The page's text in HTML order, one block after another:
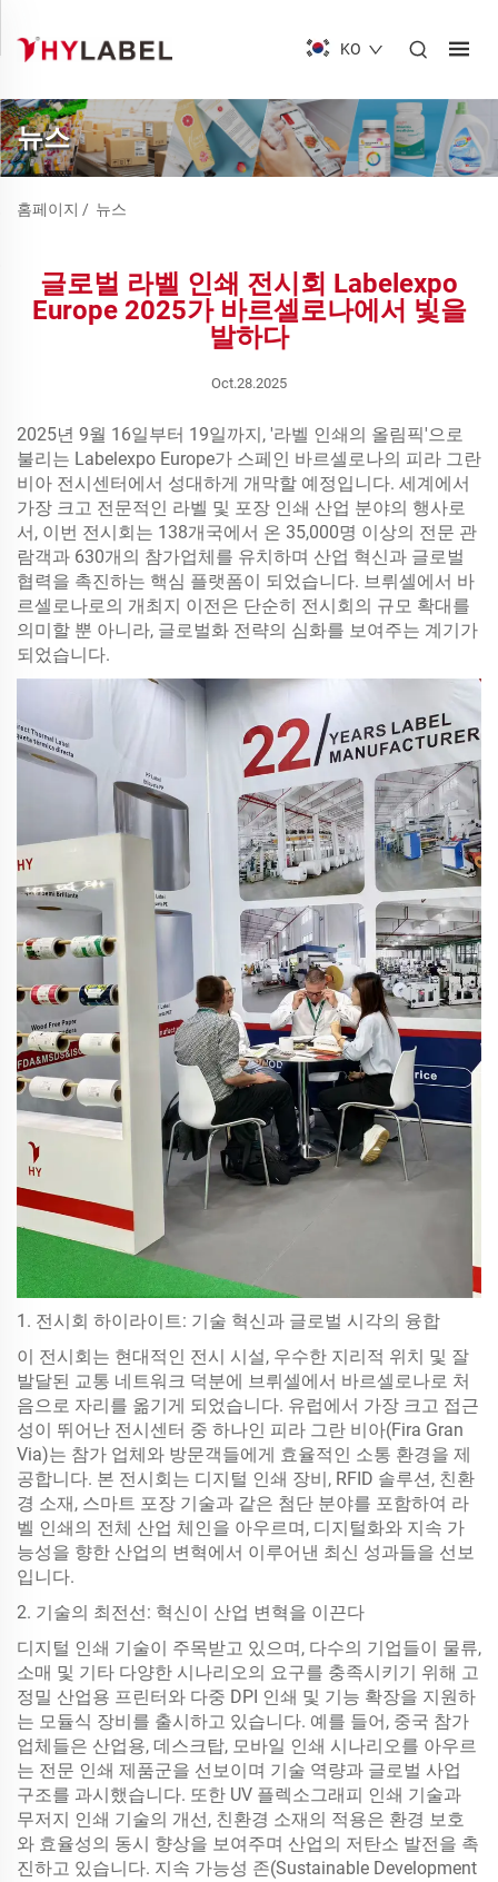
KO
뉴스
홈페이지 / 뉴스
글로벌 라벨 인쇄 전시회 Labelexpo
Europe 2025가 바르셀로나에서 빛을
발하다
Oct.28.2025
2025년 9월 16일부터 19일까지, '라벨 인쇄의 올림픽'으로
불리는 Labelexpo Europe가 스페인 바르셀로나의 피라 그란
비아 전시센터에서 성대하게 개막할 예정입니다. 세계에서
가장 크고 전문적인 라벨 및 포장 인쇄 산업 분야의 행사로
서, 이번 전시회는 138개국에서 온 35,000명 이상의 전문 관
람객과 630개의 참가업체를 유치하며 산업 혁신과 글로벌
협력을 촉진하는 핵심 플랫폼이 되었습니다. 브뤼셀에서 바
르셀로나로의 개최지 이전은 단순히 전시회의 규모 확대를
의미할 뿐 아니라, 글로벌화 전략의 심화를 보여주는 계기가
되었습니다.
1. 전시회 하이라이트: 기술 혁신과 글로벌 시각의 융합
이 전시회는 현대적인 전시 시설, 우수한 지리적 위치 및 잘
발달된 교통 네트워크 덕분에 브뤼셀에서 바르셀로나로 처
음으로 자리를 옮기게 되었습니다. 유럽에서 가장 크고 접근
성이 뛰어난 전시센터 중 하나인 피라 그란 비아(Fira Gran
Via)는 참가 업체와 방문객들에게 효율적인 소통 환경을 제
공합니다. 본 전시회는 디지털 인쇄 장비, RFID 솔루션, 친환
경 소재, 스마트 포장 기술과 같은 첨단 분야를 포함하여 라
벨 인쇄의 전체 산업 체인을 아우르며, 디지털화와 지속 가
능성을 향한 산업의 변혁에서 이루어낸 최신 성과들을 선보
입니다.
2. 기술의 최전선: 혁신이 산업 변혁을 이끈다
디지털 인쇄 기술이 주목받고 있으며, 다수의 기업들이 물류,
소매 및 기타 다양한 시나리오의 요구를 충족시키기 위해 고
정밀 산업용 프린터와 다중 DPI 인쇄 및 기능 확장을 지원하
는 모듈식 장비를 출시하고 있습니다. 예를 들어, 중국 참가
업체들은 산업용, 데스크탑, 모바일 인쇄 시나리오를 아우르
는 전문 인쇄 제품군을 선보이며 기술 역량과 글로벌 사업
구조를 과시했습니다. 또한 UV 플렉소그래피 인쇄 기술과
무저지 인쇄 기술의 개선, 친환경 소재의 적용은 환경 보호
와 효율성의 동시 향상을 보여주며 산업의 저탄소 발전을 촉
진하고 있습니다. 지속 가능성 존(Sustainable Development